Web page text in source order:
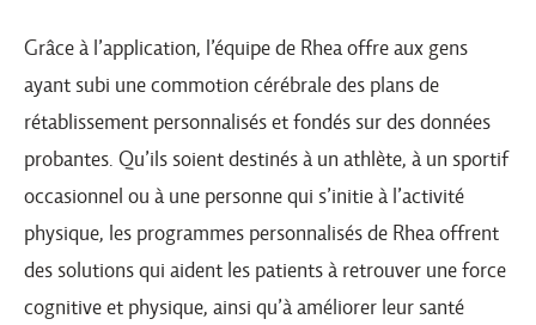
Grâce à l’application, l’équipe de Rhea offre aux gens
ayant subi une commotion cérébrale des plans de
rétablissement personnalisés et fondés sur des données
probantes. Qu’ils soient destinés à un athlète, à un sportif
occasionnel ou à une personne qui s’initie à l’activité
physique, les programmes personnalisés de Rhea offrent
des solutions qui aident les patients à retrouver une force
cognitive et physique, ainsi qu’à améliorer leur santé